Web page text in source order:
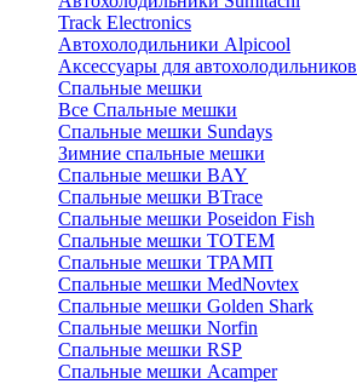
Track Electronics
Автохолодильники Alpicool
Аксессуары для автохолодильников
Спальные мешки
Все Спальные мешки
Спальные мешки Sundays
Зимние спальные мешки
Спальные мешки BAY
Спальные мешки BTrace
Спальные мешки Poseidon Fish
Спальные мешки ТОТЕМ
Спальные мешки ТРАМП
Cпальные мешки MedNovtex
Спальные мешки Golden Shark
Спальные мешки Norfin
Спальные мешки RSP
Спальные мешки Acamper